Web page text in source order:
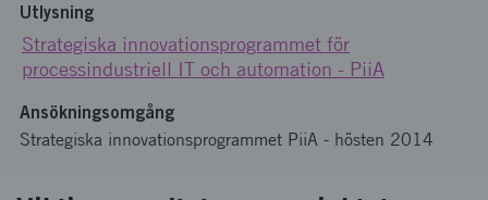
Utlysning
Strategiska innovationsprogrammet för
processindustriell IT och automation - PiiA
Ansökningsomgång
Strategiska innovationsprogrammet PiiA - hösten 2014